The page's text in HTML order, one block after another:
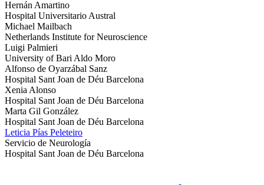
Hernán Amartino
Hospital Universitario Austral
Michael Mailbach
Netherlands Institute for Neuroscience
Luigi Palmieri
University of Bari Aldo Moro
Alfonso de Oyarzábal Sanz
Hospital Sant Joan de Déu Barcelona
Xenia Alonso
Hospital Sant Joan de Déu Barcelona
Marta Gil González
Hospital Sant Joan de Déu Barcelona
Leticia Pías Peleteiro
Servicio de Neurología
Hospital Sant Joan de Déu Barcelona